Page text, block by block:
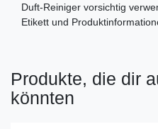
Duft-Reiniger vorsichtig
Etikett und
Produkte, die dir
könnten